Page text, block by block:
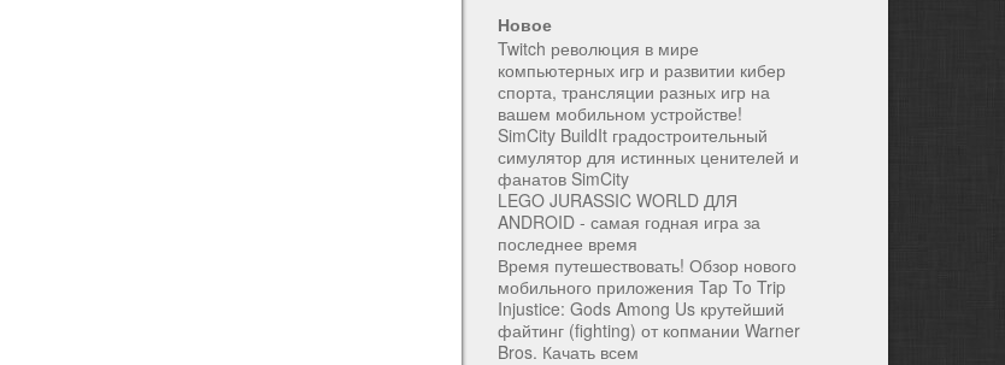
Новое
Twitch революция в мире
компьютерных игр и развитии кибер
спорта, трансляции разных игр на
вашем мобильном устройстве!
SimCity BuildIt градостроительный
симулятор для истинных ценителей и
фанатов SimCity
LEGO JURASSIC WORLD ДЛЯ
ANDROID - самая годная игра за
последнее время
Время путешествовать! Обзор нового
мобильного приложения Tap To Trip
Injustice: Gods Among Us крутейший
файтинг (fighting) от копмании Warner
Bros. Качать всем